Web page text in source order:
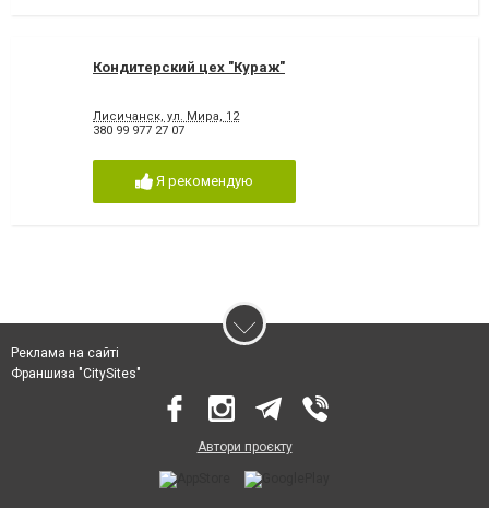
Кондитерский цех "Кураж"
Лисичанск, ул. Мира, 12
380 99 977 27 07
Я рекомендую
Реклама на сайті
Франшиза "CitySites"
Автори проєкту